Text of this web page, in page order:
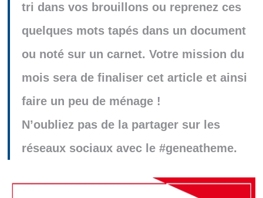
tri dans vos brouillons ou reprenez ces
quelques mots tapés dans un document
ou noté sur un carnet. Votre mission du
mois sera de finaliser cet article et ainsi
faire un peu de ménage !
N’oubliez pas de la partager sur les
réseaux sociaux avec le #geneatheme.